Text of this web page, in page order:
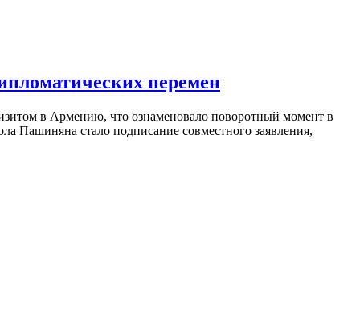
перемен
в Армению, что ознаменовало поворотный момент в
Пашиняна стало подписание совместного заявления,